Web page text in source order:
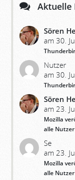
Aktuelle
Sören
am 30.
Nutzer
am 30.
Sören
am 23.
Mozilla
alle Nutzer
Se
am 23.
Mozilla
alle Nutzer